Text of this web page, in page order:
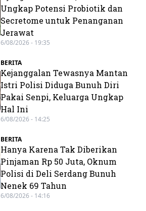
Ungkap Potensi Probiotik dan
Secretome untuk Penanganan
Jerawat
6/08/2026 - 19:35
BERITA
Kejanggalan Tewasnya Mantan
Istri Polisi Diduga Bunuh Diri
Pakai Senpi, Keluarga Ungkap
Hal Ini
6/08/2026 - 14:25
BERITA
Hanya Karena Tak Diberikan
Pinjaman Rp 50 Juta, Oknum
Polisi di Deli Serdang Bunuh
Nenek 69 Tahun
6/08/2026 - 14:16